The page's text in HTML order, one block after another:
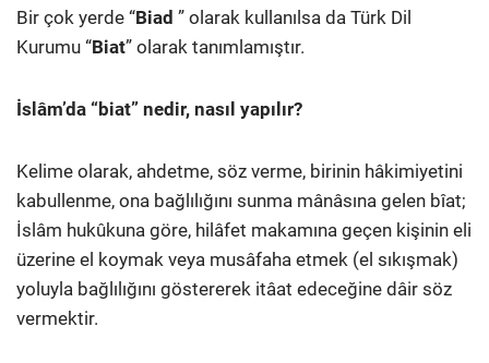
Bir çok yerde “Biad ” olarak kullanılsa da Türk Dil
Kurumu “Biat” olarak tanımlamıştır.
İslâm’da “biat” nedir, nasıl yapılır?
Kelime olarak, ahdetme, söz verme, birinin hâkimiyetini
kabullenme, ona bağlılığını sunma mânâsına gelen bîat;
İslâm hukûkuna göre, hilâfet makamına geçen kişinin eli
üzerine el koymak veya musâfaha etmek (el sıkışmak)
yoluyla bağlılığını göstererek itâat edeceğine dâir söz
vermektir.